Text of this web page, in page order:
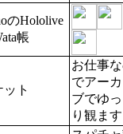
のHololive
帳
ット
お仕事
でアー
ブでゆ
り観ま